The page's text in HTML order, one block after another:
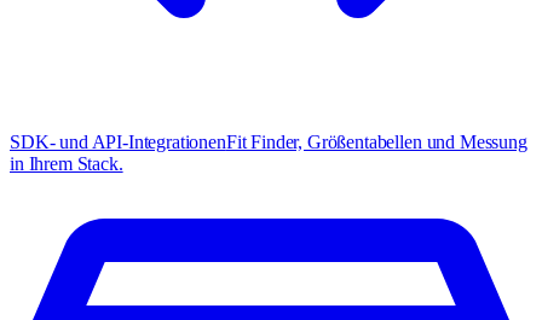
SDK- und API-IntegrationenFit Finder, Größentabellen und Messung
in Ihrem Stack.